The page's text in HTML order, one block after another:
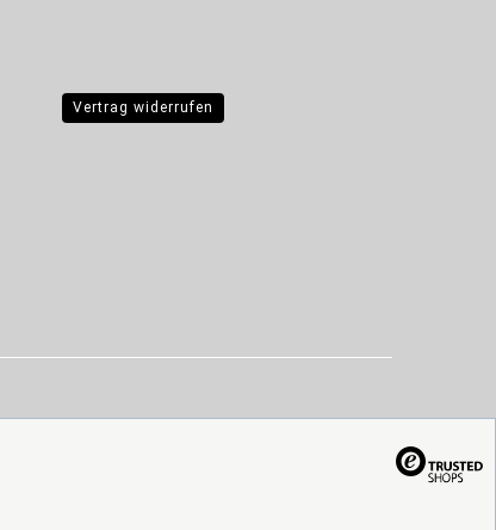
Vertrag widerrufen